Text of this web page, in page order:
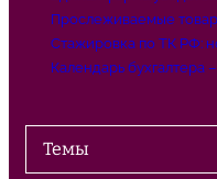
Прослеживаемые
Стажировка по ТК РФ:
Календарь бухгалтера
Темы